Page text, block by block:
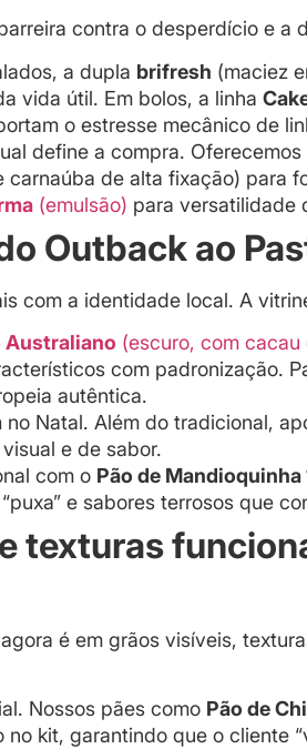
contra o desperdício e a
a dupla brifresh (maciez
vida útil. Em bolos, a linha
o estresse mecânico de
define a compra.
carnaúba de alta fixação) para
(emulsão) para versatilidade
Outback ao
com a identidade local. A
Australiano (escuro, com cacau
com padronização.
autêntica.
no Natal. Além do tradicional,
e de sabor.
com o Pão de Mandioquinha
e sabores terrosos que
texturas
é em grãos visíveis,
Nossos pães como Pão de
kit, garantindo que o cliente